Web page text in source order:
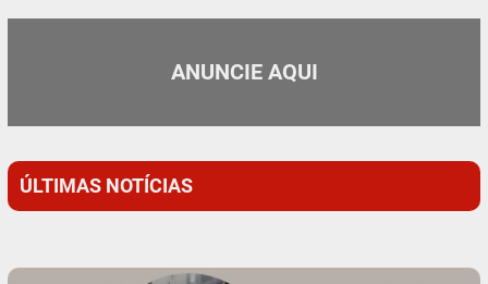
ANUNCIE AQUI
ÚLTIMAS NOTÍCIAS